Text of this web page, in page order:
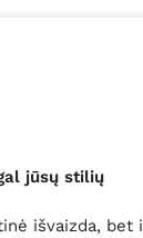
jūsų stilių
išvaizda, bet